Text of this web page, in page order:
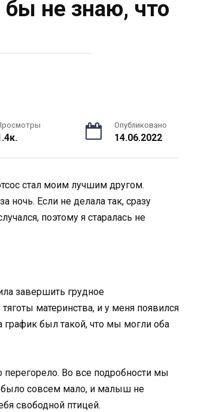
не знаю, что
Опубликовано
14.06.2022
стал моим лучшим другом.
ночь. Если не делала так, сразу
поэтому я старалась не
завершить грудное
материнства, и у меня появился
был такой, что мы могли оба
Во все подробности мы
было совсем мало, и малыш не
свободной птицей.